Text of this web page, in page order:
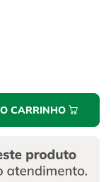
CARRINHO